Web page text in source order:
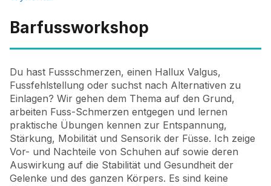
Barfussworkshop
Du hast Fussschmerzen, einen Hallux Valgus,
Fussfehlstellung oder suchst nach Alternativen zu
Einlagen? Wir gehen dem Thema auf den Grund,
arbeiten Fuss-Schmerzen entgegen und lernen
praktische Übungen kennen zur Entspannung,
Stärkung, Mobilität und Sensorik der Füsse. Ich zeige
Vor- und Nachteile von Schuhen auf sowie deren
Auswirkung auf die Stabilität und Gesundheit der
Gelenke und des ganzen Körpers. Es sind keine